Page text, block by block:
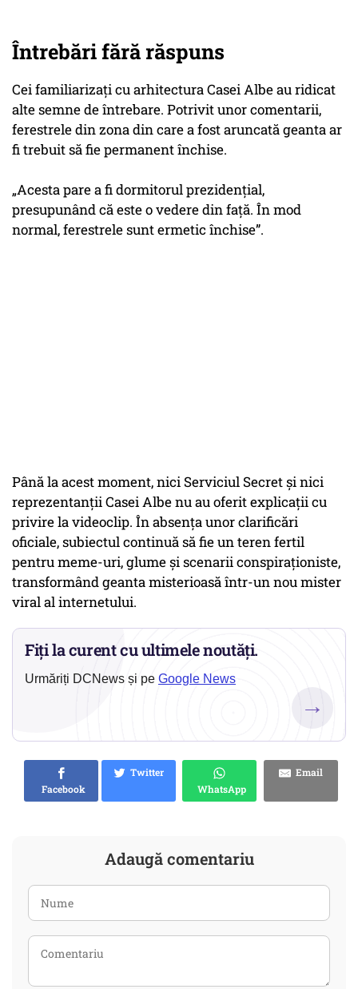
Întrebări fără răspuns
Cei familiarizați cu arhitectura Casei Albe au ridicat
alte semne de întrebare. Potrivit unor comentarii,
ferestrele din zona din care a fost aruncată geanta ar
fi trebuit să fie permanent închise.
„Acesta pare a fi dormitorul prezidențial,
presupunând că este o vedere din față. În mod
normal, ferestrele sunt ermetic închise”.
Până la acest moment, nici Serviciul Secret și nici
reprezentanții Casei Albe nu au oferit explicații cu
privire la videoclip. În absența unor clarificări
oficiale, subiectul continuă să fie un teren fertil
pentru meme-uri, glume și scenarii conspiraționiste,
transformând geanta misterioasă într-un nou mister
viral al internetului.
Fiți la curent cu ultimele noutăți.
Urmăriți DCNews și pe Google News
→
Facebook
Twitter
WhatsApp
Email
Adaugă comentariu